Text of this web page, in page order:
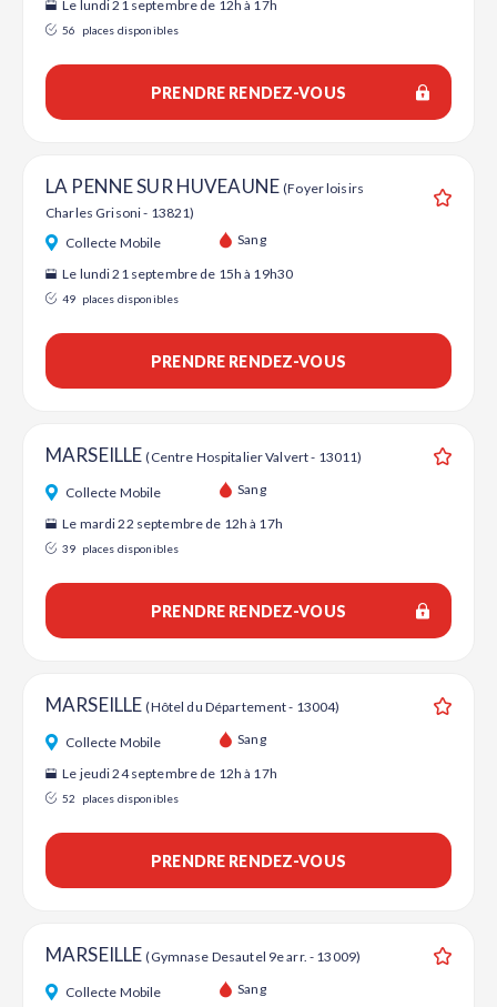
Le lundi 21 septembre de 12h à 17h
56 places disponibles
PRENDRE RENDEZ-VOUS
LA PENNE SUR HUVEAUNE(Foyer loisirs
Charles Grisoni - 13821)
Collecte Mobile Sang
Le lundi 21 septembre de 15h à 19h30
49 places disponibles
PRENDRE RENDEZ-VOUS
MARSEILLE(Centre Hospitalier Valvert - 13011)
Collecte Mobile Sang
Le mardi 22 septembre de 12h à 17h
39 places disponibles
PRENDRE RENDEZ-VOUS
MARSEILLE(Hôtel du Département - 13004)
Collecte Mobile Sang
Le jeudi 24 septembre de 12h à 17h
52 places disponibles
PRENDRE RENDEZ-VOUS
MARSEILLE(Gymnase Desautel 9e arr. - 13009)
Collecte Mobile Sang